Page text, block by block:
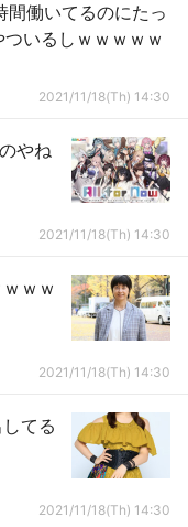
働いてるのにたっ
いるしｗｗｗｗｗ
2021/11/18(Th) 14:30
やね
2021/11/18(Th) 14:30
ｗｗ
2021/11/18(Th) 14:30
てる
2021/11/18(Th) 14:30